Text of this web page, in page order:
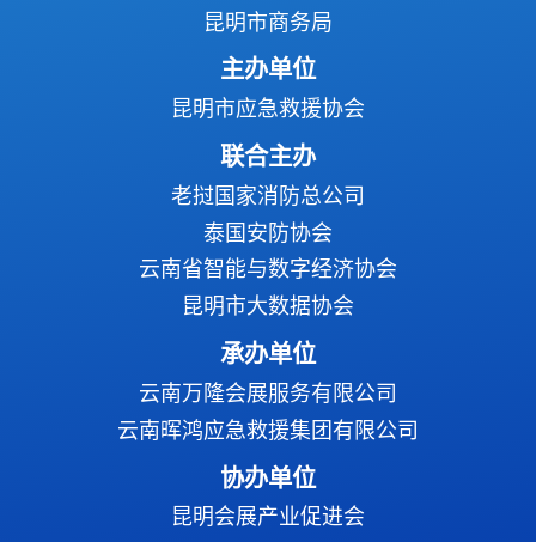
昆明市商务局
主办单位
昆明市应急救援协会
联合主办
老挝国家消防总公司
泰国安防协会
云南省智能与数字经济协会
昆明市大数据协会
承办单位
云南万隆会展服务有限公司
云南晖鸿应急救援集团有限公司
协办单位
昆明会展产业促进会